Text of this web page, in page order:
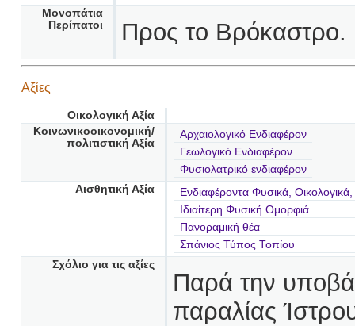
Μονοπάτια
Περίπατοι
Προς το Βρόκαστρο.
Αξίες
Οικολογική Αξία
Κοινωνικοοικονομική/
πολιτιστική Αξία
Αρχαιολογικό Ενδιαφέρον
Γεωλογικό Ενδιαφέρον
Φυσιολατρικό ενδιαφέρον
Αισθητική Αξία
Ενδιαφέροντα Φυσικά,
Ιδιαίτερη Φυσική Ομορφιά
Πανοραμική θέα
Σπάνιος Τύπος Τοπίου
Σχόλιο για τις αξίες
Παρά την
παραλίας